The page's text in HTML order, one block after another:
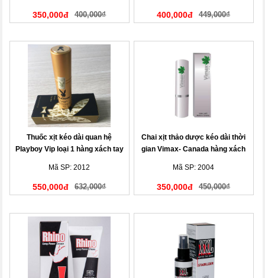
350,000đ 400,000₫ 400,000đ 449,000₫
Thuốc xịt kéo dài quan hệ
Playboy Vip loại 1 hàng xách tay
Mã SP: 2012
550,000đ 632,000₫
Chai xịt thảo dược kéo dài thời
gian Vimax- Canada hàng xách
Mã SP: 2004
350,000đ 450,000₫